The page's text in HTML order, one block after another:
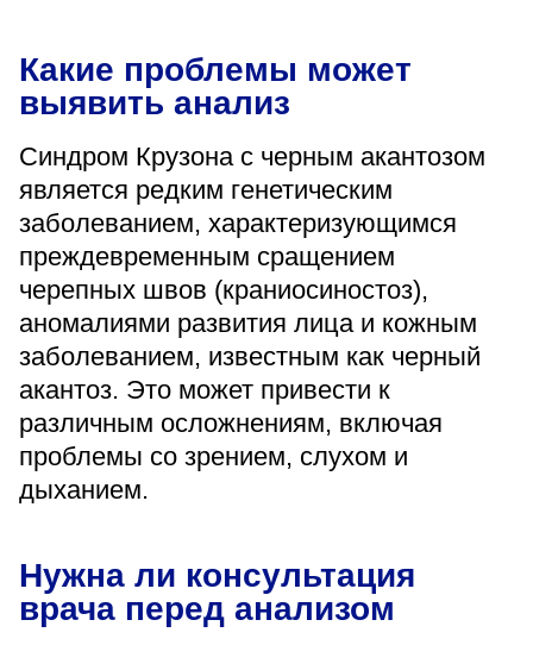
Версия для слабовидящих
Какие проблемы может
выявить анализ
Синдром Крузона с черным акантозом
является редким генетическим
заболеванием, характеризующимся
преждевременным сращением
черепных швов (краниосиностоз),
аномалиями развития лица и кожным
заболеванием, известным как черный
акантоз. Это может привести к
различным осложнениям, включая
проблемы со зрением, слухом и
дыханием.
Нужна ли консультация
врача перед анализом